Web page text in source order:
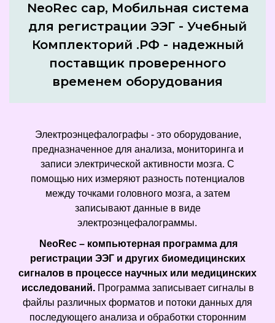
NeoRec cap, Мобильная система
для регистрации ЭЭГ - Учебный
Комплекторий .РФ - надежный
поставщик проверенного
временем оборудования
Электроэнцефалографы - это оборудование,
предназначенное для анализа, мониторинга и
записи электрической активности мозга. С
помощью них измеряют разность потенциалов
между точками головного мозга, а затем
записывают данные в виде
электроэнцефалограммы.
NeoRec – компьютерная программа для
регистрации ЭЭГ и других биомедицинских
сигналов в процессе научных или медицинских
исследований.Программа записывает сигналы в
файлы различных форматов и потоки данных для
последующего анализа и обработки сторонним